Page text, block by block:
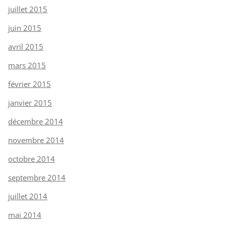
juillet 2015
juin 2015
avril 2015
mars 2015
février 2015
janvier 2015
décembre 2014
novembre 2014
octobre 2014
septembre 2014
juillet 2014
mai 2014